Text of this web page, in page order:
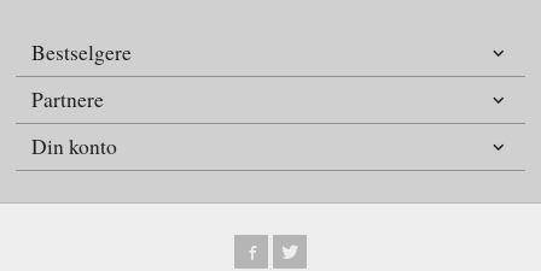
Bestselgere
Partnere
Din konto